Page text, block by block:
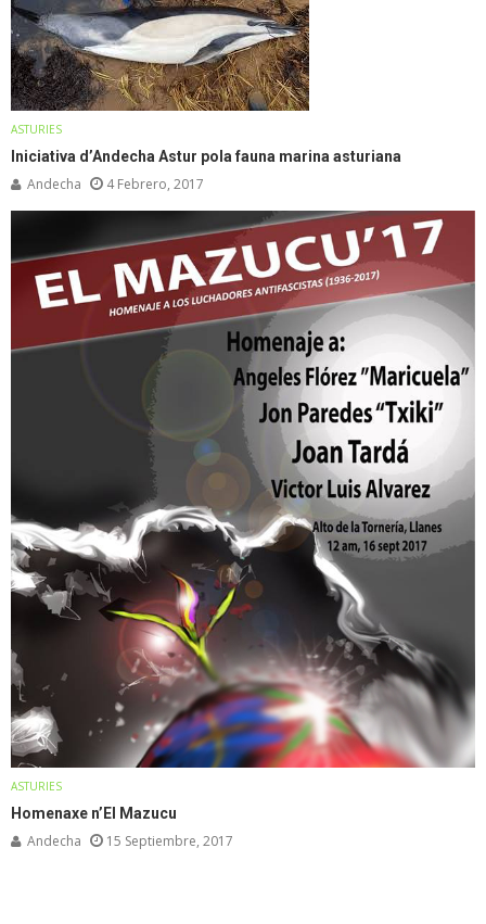
ASTURIES
Iniciativa d’Andecha Astur pola fauna marina asturiana
Andecha 4 Febrero, 2017
ASTURIES
Homenaxe n’El Mazucu
Andecha 15 Septiembre, 2017